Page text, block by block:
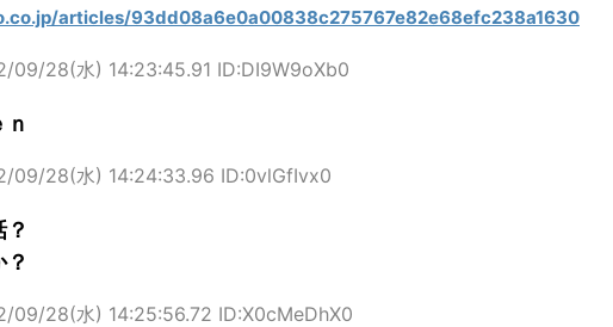
articles/93dd08a6e0a00838c275767e82e68efc238a1630
09/28(水) 14:23:45.91 ID:DI9W9oXb0
09/28(水) 14:24:33.96 ID:0vlGfIvx0
09/28(水) 14:25:56.72 ID:X0cMeDhX0